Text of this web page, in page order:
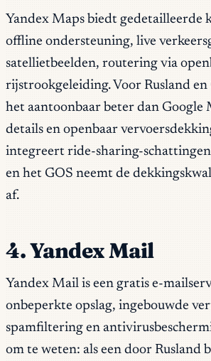
Yandex Maps biedt gedetailleerde
offline ondersteuning, live
satellietbeelden, routering via
rijstrookgeleiding. Voor Rusland en
het aantoonbaar beter dan Google
details en openbaar
integreert ride-sharing-
en het GOS neemt de
af.
4. Yandex Mail
Yandex Mail is een gratis e-
onbeperkte opslag, ingebouwde
spamfiltering en
om te weten: als een door Rusland